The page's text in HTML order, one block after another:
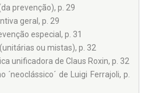
prevenção), p. 29
geral, p. 29
especial, p. 31
ou mistas), p. 32
unificadora de Claus Roxin, p. 32
´neoclássico´ de Luigi Ferrajoli, p.